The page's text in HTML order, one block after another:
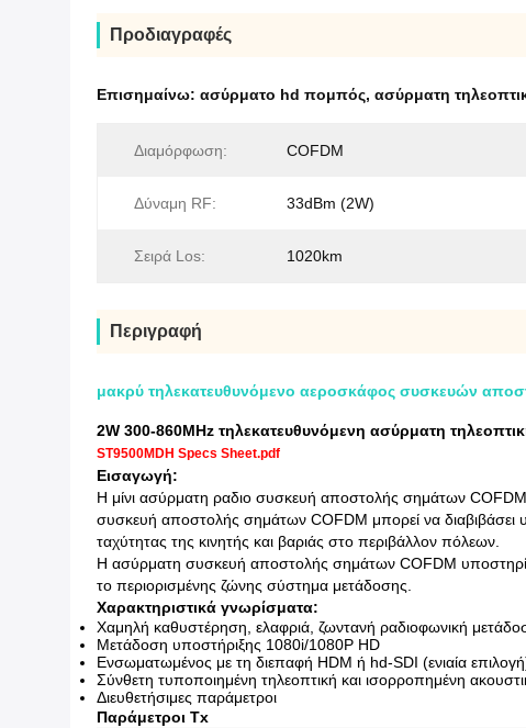
Προδιαγραφές
Επισημαίνω: ασύρματο hd πομπός, ασύρματη
Διαμόρφωση: COFDM
Δύναμη RF: 33dBm (2W)
Σειρά Los: 1020km
Περιγραφή
μακρύ τηλεκατευθυνόμενο αεροσκάφος συσκευών
2W 300-860MHz τηλεκατευθυνόμενη ασύρματη
ST9500MDH Specs Sheet.pdf
Εισαγωγή:
Η μίνι ασύρματη ραδιο συσκευή αποστολής σημάτων
συσκευή αποστολής σημάτων COFDM μπορεί να
ταχύτητας της κινητής και βαριάς στο περιβάλλον πόλεων.
Η ασύρματη συσκευή αποστολής σημάτων COFDM
το περιορισμένης ζώνης σύστημα μετάδοσης.
Χαρακτηριστικά γνωρίσματα:
Χαμηλή καθυστέρηση, ελαφριά, ζωντανή ραδιοφωνική
Μετάδοση υποστήριξης 1080i/1080P HD
Ενσωματωμένος με τη διεπαφή HDM ή hd-SDI (ενιαία
Σύνθετη τυποποιημένη τηλεοπτική και ισορροπημένη
Διευθετήσιμες παράμετροι
Παράμετροι Tx